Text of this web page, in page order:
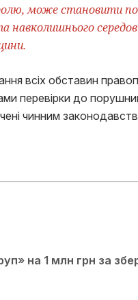
може становити
навколишнього
всіх обставин
перевірки до
чинним
на 1 млн грн за